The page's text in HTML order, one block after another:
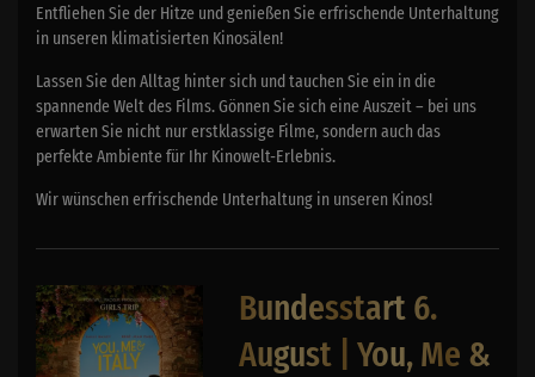
Entfliehen Sie der Hitze und genießen Sie erfrischende Unterhaltung
in unseren klimatisierten Kinosälen!
Lassen Sie den Alltag hinter sich und tauchen Sie ein in die
spannende Welt des Films. Gönnen Sie sich eine Auszeit – bei uns
erwarten Sie nicht nur erstklassige Filme, sondern auch das
perfekte Ambiente für Ihr Kinowelt-Erlebnis.
Wir wünschen erfrischende Unterhaltung in unseren Kinos!
Bundesstart 6.
August | You, Me &